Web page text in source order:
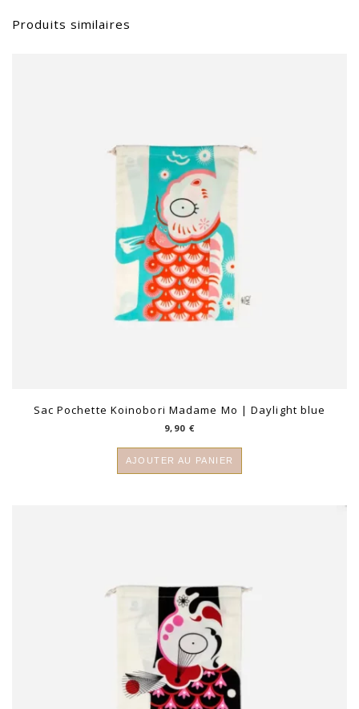
Produits similaires
Sac Pochette Koinobori Madame Mo | Daylight blue
9,90 €
AJOUTER AU PANIER